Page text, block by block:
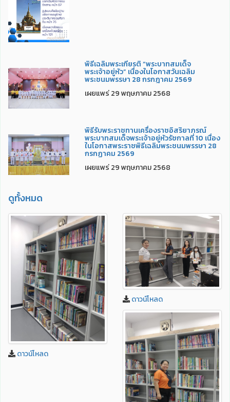
พิธีเฉลิมพระเกียรติ “พระบาทสมเด็จ
พระเจ้าอยู่หัว” เนื่องในโอกาสวันเฉลิม
พระชนมพรรษา 28 กรกฎาคม 2569
เผยแพร่ 29 พฤษภาคม 2568
พิธีรับพระราชทานเครื่องราชอิสริยาภรณ์
พระบาทสมเด็จพระเจ้าอยู่หัวรัชกาลที่ 10 เนื่อง
ในโอกาสพระราชพิธีเฉลิมพระชนมพรรษา 28
กรกฏาคม 2569
เผยแพร่ 29 พฤษภาคม 2568
ดูทั้งหมด
ดาวน์โหลด
ดาวน์โหลด